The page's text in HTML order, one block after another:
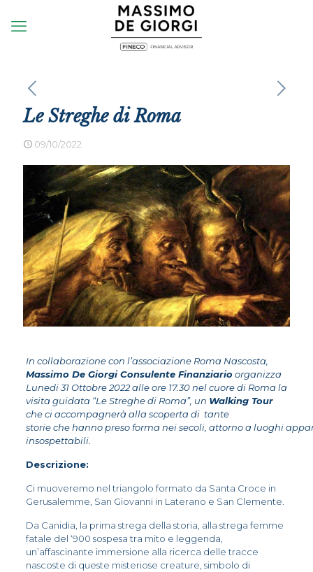
Le Streghe di Roma
09/10/2022
In collaborazione con l’associazione Roma Nascosta,
Massimo De Giorgi Consulente Finanziario organizza
Lunedi 31 Ottobre 2022 alle ore 17.30 nel cuore di Roma la
visita guidata “Le Streghe di Roma”, un Walking Tour
che ci accompagnerà alla scoperta di tante
storie che hanno preso forma nei secoli, attorno a luoghi
insospettabili.
Descrizione:
Ci muoveremo nel triangolo formato da Santa Croce in
Gerusalemme, San Giovanni in Laterano e San Clemente.
Da Canidia, la prima strega della storia, alla strega femme
fatale del ‘900 sospesa tra mito e leggenda,
un’affascinante immersione alla ricerca delle tracce
nascoste di queste misteriose creature, simbolo di